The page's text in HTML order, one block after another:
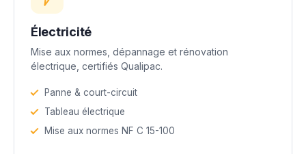
Électricité
Mise aux normes, dépannage et rénovation
électrique, certifiés Qualipac.
Panne & court-circuit
Tableau électrique
Mise aux normes NF C 15-100